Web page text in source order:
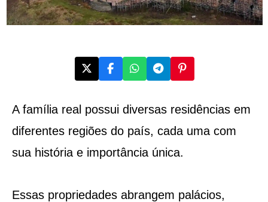
A família real possui diversas residências em
diferentes regiões do país, cada uma com
sua história e importância única.
Essas propriedades abrangem palácios,